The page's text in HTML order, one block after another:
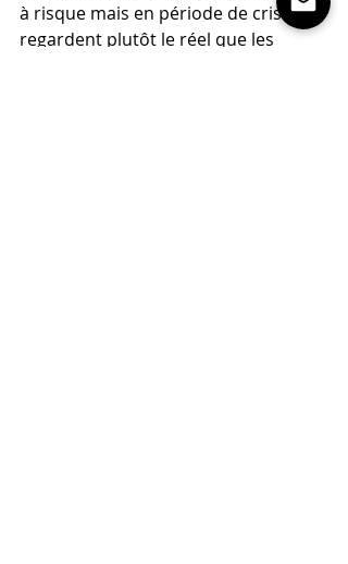
à risque mais en période de crise ils
regardent plutôt le réel que les